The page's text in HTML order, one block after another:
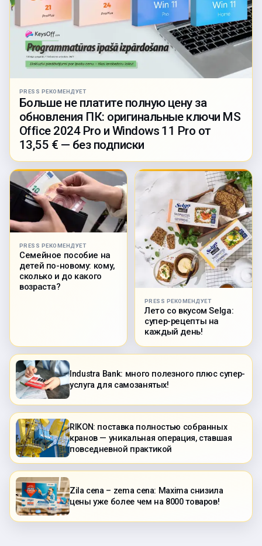
PRESS РЕКОМЕНДУЕТ
Больше не платите полную цену за
обновления ПК: оригинальные ключи MS
Office 2024 Pro и Windows 11 Pro от
13,55 € — без подписки
PRESS РЕКОМЕНДУЕТ
Семейное пособие на
детей по-новому: кому,
сколько и до какого
возраста?
PRESS РЕКОМЕНДУЕТ
Лето со вкусом Selga:
супер-рецепты на
каждый день!
Industra Bank: много полезного плюс супер-
услуга для самозанятых!
RIKON: поставка полностью собранных
кранов — уникальная операция, ставшая
повседневной практикой
Zila cena – zema cena: Maxima снизила
цены уже более чем на 8000 товаров!